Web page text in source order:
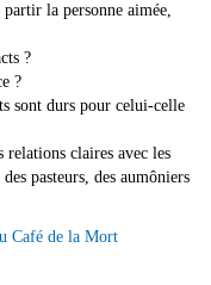
la personne aimée,
?
?
sont durs pour celui-celle
relations claires avec les
pasteurs, des aumôniers
Café de la Mort